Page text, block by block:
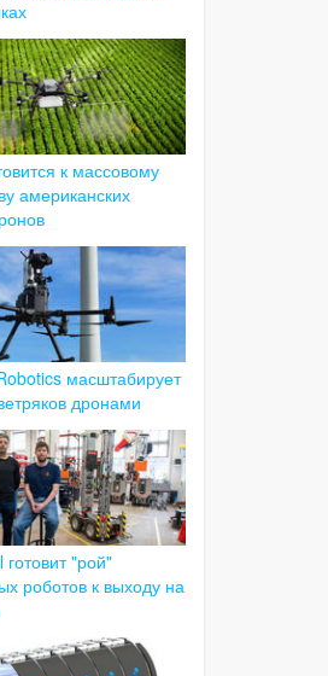
к массовому
американских
масштабирует
дронами
"рой"
роботов к выходу на